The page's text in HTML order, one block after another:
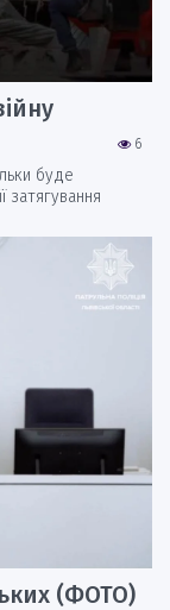
6
буде
затягування
(ФОТО)